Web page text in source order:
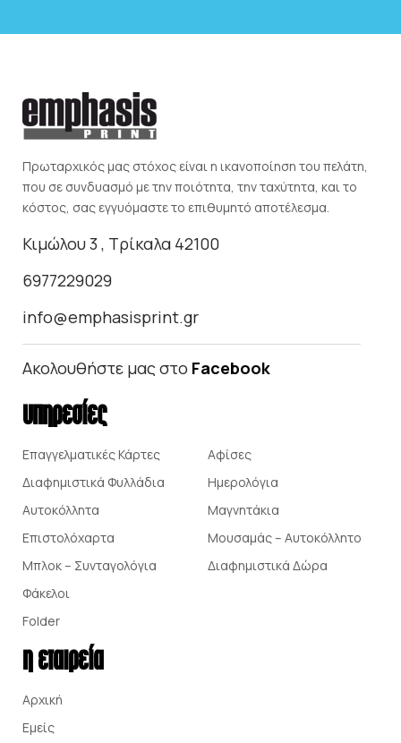
Πρωταρχικός μας στόχος είναι η ικανοποίηση του πελάτη,
που σε συνδυασμό με την ποιότητα, την ταχύτητα, και το
κόστος, σας εγγυόμαστε το επιθυμητό αποτέλεσμα.
Κιμώλου 3 , Τρίκαλα 42100
6977229029
info@emphasisprint.gr
Ακολουθήστε μας στο Facebook
υπηρεσίες
Επαγγελματικές Κάρτες
Διαφημιστικά Φυλλάδια
Αυτοκόλλητα
Επιστολόχαρτα
Μπλοκ – Συνταγολόγια
Φάκελοι
Folder
Αφίσες
Ημερολόγια
Μαγνητάκια
Μουσαμάς – Αυτοκόλλητο
Διαφημιστικά Δώρα
η εταιρεία
Αρχική
Εμείς